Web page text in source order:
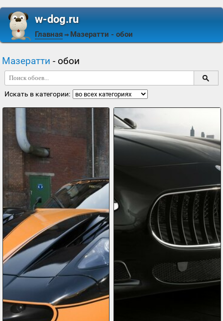
w-dog.ru
Главная ⇒ Мазератти - обои
Мазератти - обои
Искать в категории: